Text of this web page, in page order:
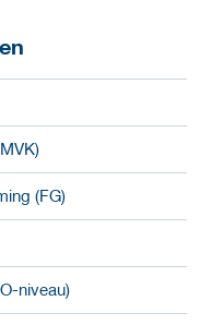
(FG)
niveau)